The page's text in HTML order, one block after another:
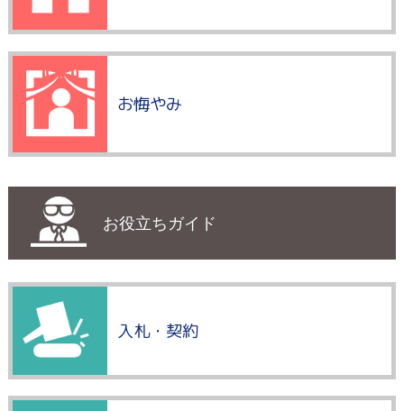
お悔やみ
お役立ちガイド
入札・契約